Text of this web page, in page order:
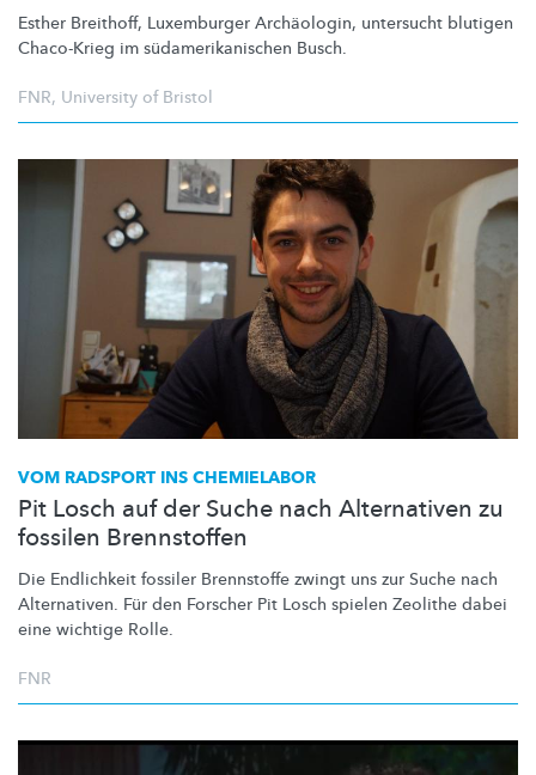
Esther Breithoff, Luxemburger Archäologin, untersucht blutigen
Chaco-Krieg im südamerikanischen Busch.
FNR, University of Bristol
VOM RADSPORT INS CHEMIELABOR
Pit Losch auf der Suche nach Alternativen zu
fossilen Brennstoffen
Die Endlichkeit fossiler Brennstoffe zwingt uns zur Suche nach
Alternativen. Für den Forscher Pit Losch spielen Zeolithe dabei
eine wichtige Rolle.
FNR